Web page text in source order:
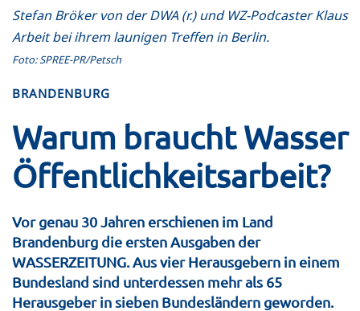
Stefan Bröker von der DWA (r.) und WZ-Podcaster Klaus
Arbeit bei ihrem launigen Treffen in Berlin.
Foto: SPREE-PR/Petsch
BRANDENBURG
Warum braucht Wasser
Öffentlichkeits­arbeit?
Vor genau 30 Jahren erschienen im Land
Brandenburg die ersten Ausgaben der
WASSERZEITUNG. Aus vier Herausgebern in einem
Bundesland sind unterdessen mehr als 65
Herausgeber in sieben Bundesländern geworden.